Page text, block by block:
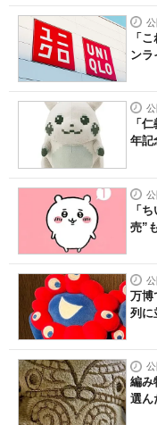
「
ン
「
年記
「
売”
万博
列
編み
選ん